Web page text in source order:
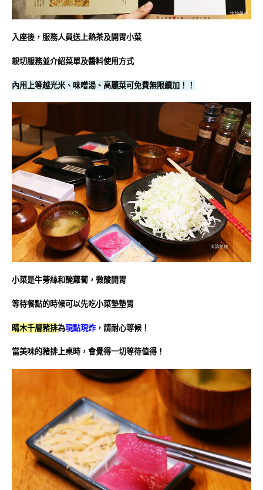
入座後，服務人員送上熱茶及開胃小菜
親切服務並介紹菜單及醬料使用方式
內用上等越光米、味噌湯、高麗菜可免費無限續加！！
小菜是牛蒡絲和醃蘿蔔，微酸開胃
等待餐點的時候可以先吃小菜墊墊胃
晴木千層豬排為現點現炸 ，請耐心等候！
當美味的豬排上桌時，會覺得一切等待值得！